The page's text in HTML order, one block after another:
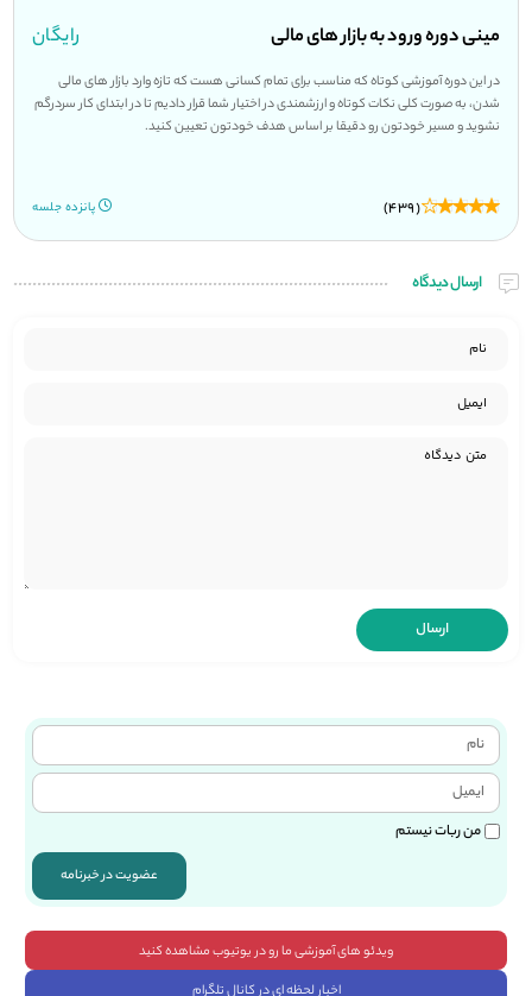
مینی دوره ورود به بازار های مالی رایگان
در این دوره آموزشی کوتاه که مناسب برای تمام کسانی هست که تازه وارد بازار های مالی
شدن، به صورت کلی نکات کوتاه و ارزشمندی در اختیار شما قرار دادیم تا در ابتدای کار سردرگم
نشوید و مسیر خودتون رو دقیقا بر اساس هدف خودتون تعیین کنید.
(439) پانزده جلسه
ارسال دیدگاه
من ربات نیستم
عضویت در خبرنامه
ویدئو های آموزشی ما رو در یوتیوب مشاهده کنید
اخبار لحظه ای در کانال تلگرام